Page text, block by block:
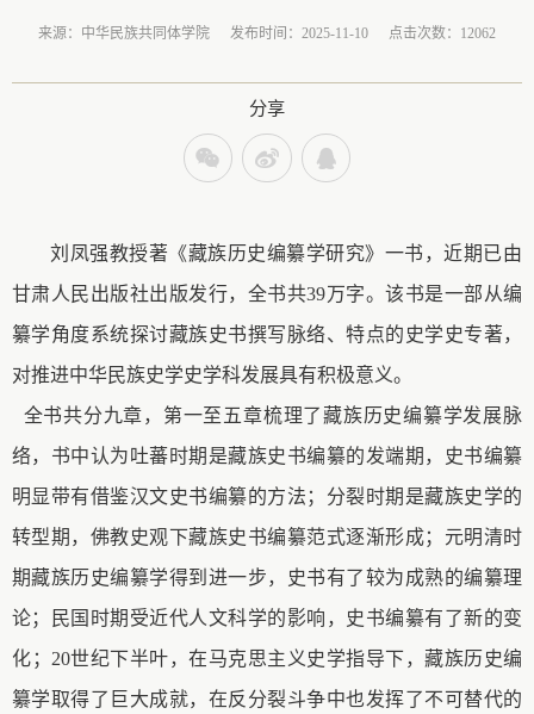
来源：中华民族共同体学院 发布时间：2025-11-10 点击次数：12062
分享
刘凤强教授著《藏族历史编纂学研究》一书，近期已由
甘肃人民出版社出版发行，全书共39万字。该书是一部从编
纂学角度系统探讨藏族史书撰写脉络、特点的史学史专著，
对推进中华民族史学史学科发展具有积极意义。
全书共分九章，第一至五章梳理了藏族历史编纂学发展脉
络，书中认为吐蕃时期是藏族史书编纂的发端期，史书编纂
明显带有借鉴汉文史书编纂的方法；分裂时期是藏族史学的
转型期，佛教史观下藏族史书编纂范式逐渐形成；元明清时
期藏族历史编纂学得到进一步，史书有了较为成熟的编纂理
论；民国时期受近代人文科学的影响，史书编纂有了新的变
化；20世纪下半叶，在马克思主义史学指导下，藏族历史编
纂学取得了巨大成就，在反分裂斗争中也发挥了不可替代的